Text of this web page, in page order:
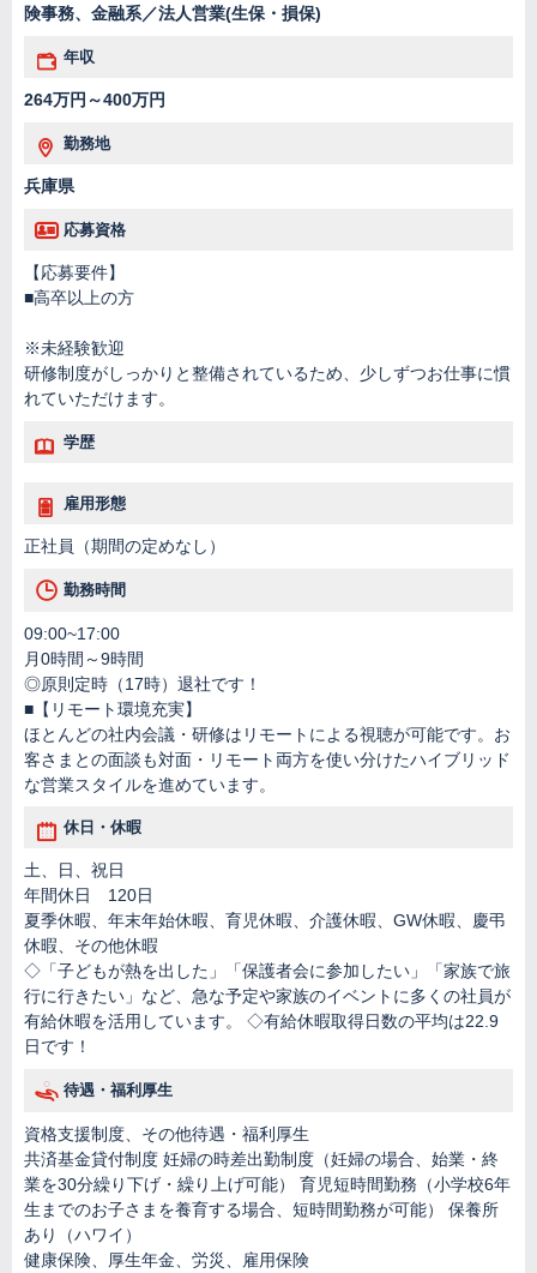
険事務、金融系／法人営業(生保・損保)
年収
264万円～400万円
勤務地
兵庫県
応募資格
【応募要件】
■高卒以上の方
※未経験歓迎
研修制度がしっかりと整備されているため、少しずつお仕事に慣
れていただけます。
学歴
雇用形態
正社員（期間の定めなし）
勤務時間
09:00~17:00
月0時間～9時間
◎原則定時（17時）退社です！
■【リモート環境充実】
ほとんどの社内会議・研修はリモートによる視聴が可能です。お
客さまとの面談も対面・リモート両方を使い分けたハイブリッド
な営業スタイルを進めています。
休日・休暇
土、日、祝日
年間休日 120日
夏季休暇、年末年始休暇、育児休暇、介護休暇、GW休暇、慶弔
休暇、その他休暇
◇「子どもが熱を出した」「保護者会に参加したい」「家族で旅
行に行きたい」など、急な予定や家族のイベントに多くの社員が
有給休暇を活用しています。 ◇有給休暇取得日数の平均は22.9
日です！
待遇・福利厚生
資格支援制度、その他待遇・福利厚生
共済基金貸付制度 妊婦の時差出勤制度（妊婦の場合、始業・終
業を30分繰り下げ・繰り上げ可能） 育児短時間勤務（小学校6年
生までのお子さまを養育する場合、短時間勤務が可能） 保養所
あり（ハワイ）
健康保険、厚生年金、労災、雇用保険